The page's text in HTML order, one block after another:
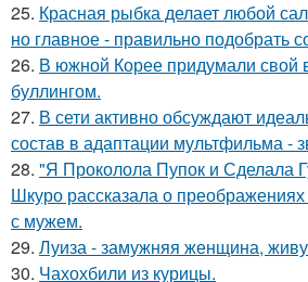
25. Красная рыбка делает любой
но главное - правильно подобрать
26. В южной Корее придумали свой
буллингом.
27. В сети активно обсуждают
состав в адаптации мультфильма -
28. "Я Проколола Пупок и Сделала
Шкуро рассказала о
с мужем.
29. Луиза - замужняя женщина,
30. Чахохбили из курицы.